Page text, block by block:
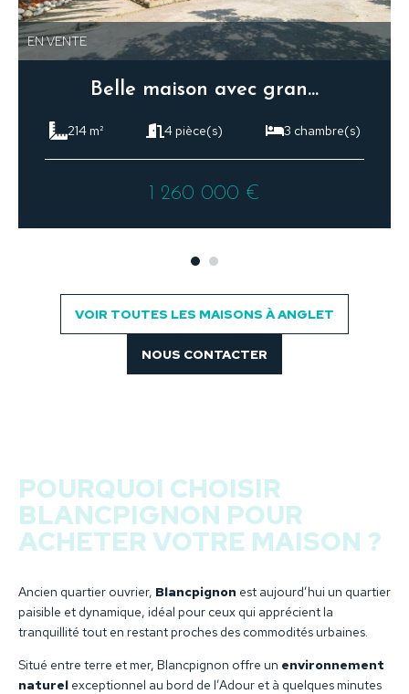
EN VENTE
Belle maison avec grand jardin arboré et garage.
214 m² 4 pièce(s) 3 chambre(s)
1 260 000 €
VOIR TOUTES LES MAISONS À ANGLET
NOUS CONTACTER
POURQUOI CHOISIR
BLANCPIGNON POUR
ACHETER VOTRE MAISON ?
Ancien quartier ouvrier, Blancpignon est aujourd’hui un quartier
paisible et dynamique, idéal pour ceux qui apprécient la
tranquillité tout en restant proches des commodités urbaines.
Situé entre terre et mer, Blancpignon offre un environnement
naturel exceptionnel au bord de l’Adour et à quelques minutes